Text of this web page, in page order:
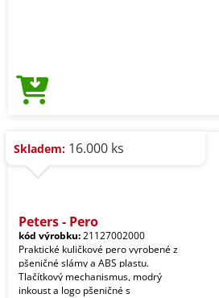
Skladem: 16.000 ks
Peters - Pero
kód výrobku:21127002000
Praktické kuličkové pero vyrobené z
pšeničné slámy a ABS plastu.
Tlačítkový mechanismus, modrý
inkoust a logo pšeničné s